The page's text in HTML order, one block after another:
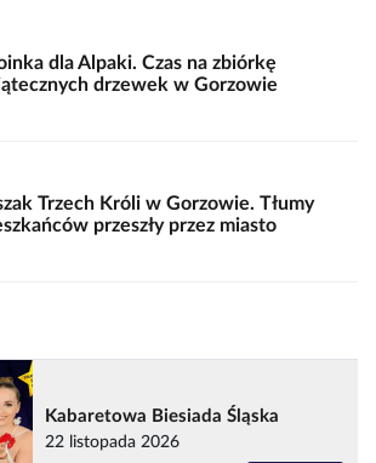
dla Alpaki. Czas na zbiórkę
drzewek w Gorzowie
Trzech Króli w Gorzowie. Tłumy
przeszły przez miasto
Kabaretowa Biesiada Śląska
22 listopada 2026